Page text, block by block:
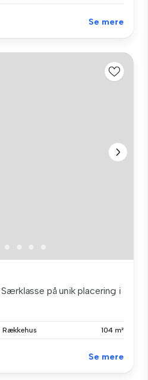
Se mere
på unik placering i
Rækkehus 104 m²
Se mere